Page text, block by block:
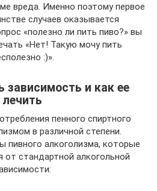
вреда. Именно поэтому первое
случаев оказывается
«полезно ли пить пиво?» вы
«Нет! Такую мочу пить
:)».
зависимость и как ее
лечить
пенного спиртного
в различной степени.
алкоголизма, которые
от стандартной алкогольной